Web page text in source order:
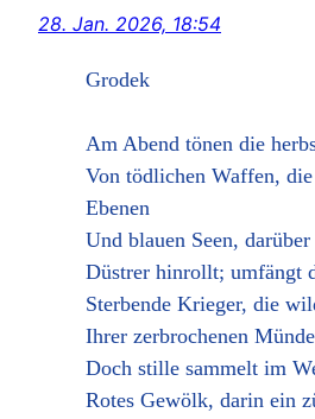
28. Jan. 2026, 18:54
Grodek
Am Abend tönen die
Von tödlichen Waffen,
Ebenen
Und blauen Seen,
Düstrer hinrollt; umfängt
Sterbende Krieger, die
Ihrer zerbrochenen
Doch stille sammelt im
Rotes Gewölk, darin ein